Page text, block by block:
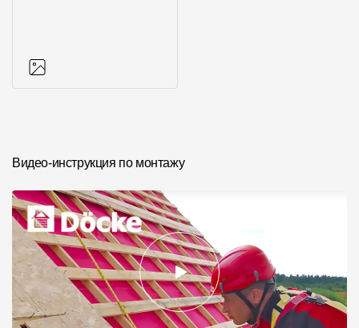
Видео-инструкция по монтажу